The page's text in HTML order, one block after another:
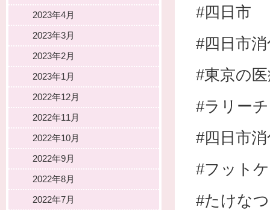
#四日市
#四日市
#東京の
#ラリー
#四日市
#フット
#たけな
2023年4月
2023年3月
2023年2月
2023年1月
2022年12月
2022年11月
2022年10月
2022年9月
2022年8月
2022年7月